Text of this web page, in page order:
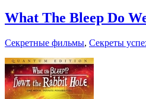
What The Bleep Do
Секретные фильмы, Секреты